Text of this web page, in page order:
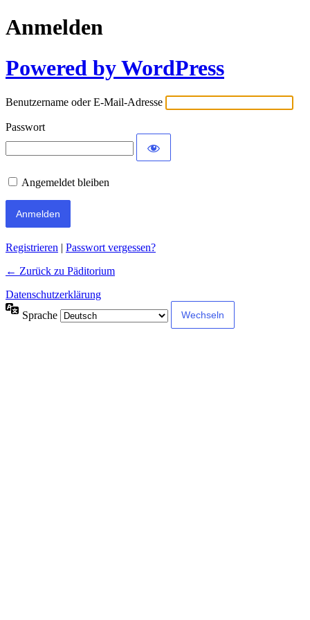
Anmelden
Powered by WordPress
Benutzername oder E-Mail-Adresse
Passwort
Angemeldet bleiben
Registrieren | Passwort vergessen?
← Zurück zu Päditorium
Datenschutzerklärung
Sprache